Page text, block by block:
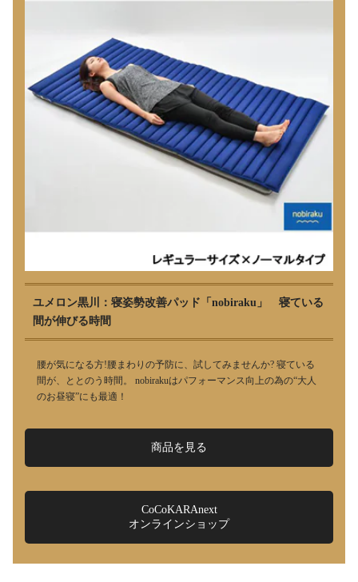
ユメロン黒川：寝姿勢改善パッド「nobiraku」 寝ている
間が伸びる時間
腰が気になる方!腰まわりの予防に、試してみませんか? 寝ている
間が、ととのう時間。 nobirakuはパフォーマンス向上の為の“大人
のお昼寝”にも最適！
商品を見る
CoCoKARAnext
オンラインショップ